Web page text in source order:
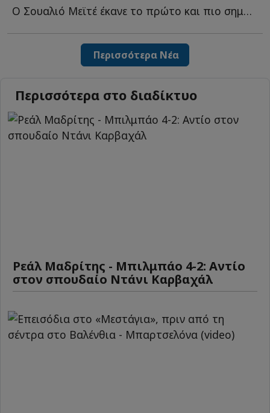
Ο Σουαλιό Μεϊτέ έκανε το πρώτο και πιο σημαντικό βήμα σ...
Περισσότερα Νέα
Περισσότερα στο διαδίκτυο
Ρεάλ Μαδρίτης - Μπιλμπάο 4-2: Αντίο
στον σπουδαίο Ντάνι Καρβαχάλ